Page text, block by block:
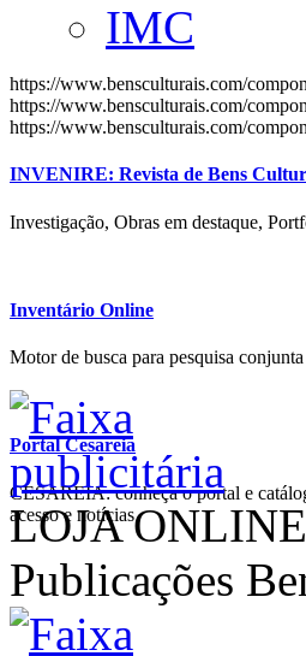
IMC
https://www.bensculturais.com/
https://www.bensculturais.com/
https://www.bensculturais.com/
INVENIRE: Revista de Bens
Investigação, Obras em destaque,
Inventário Online
Motor de busca para pesquisa
Portal Cesareia
CESAREIA: conheça o portal e
acesso e notícias
LOJA ONLINE
Publicações